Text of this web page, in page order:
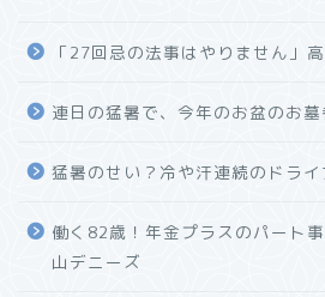
「27回忌の法事はやりません」
連日の猛暑で、今年のお盆のお
猛暑のせい？冷や汗連続のドラ
働く82歳！年金プラスのパート
山デニーズ